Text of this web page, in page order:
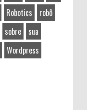
Robotics
robô
sobre
sua
Wordpress